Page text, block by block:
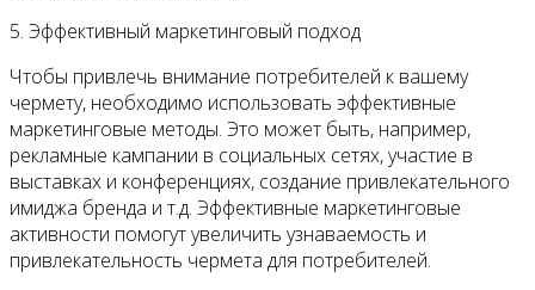
5. Эффективный маркетинговый подход
Чтобы привлечь внимание потребителей к вашему
чермету, необходимо использовать эффективные
маркетинговые методы. Это может быть, например,
рекламные кампании в социальных сетях, участие в
выставках и конференциях, создание привлекательного
имиджа бренда и т.д. Эффективные маркетинговые
активности помогут увеличить узнаваемость и
привлекательность чермета для потребителей.